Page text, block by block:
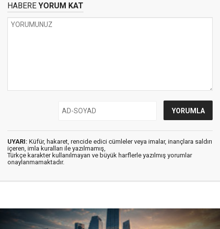
HABERE YORUM KAT
UYARI: Küfür, hakaret, rencide edici cümleler veya imalar, inançlara saldırı
içeren, imla kuralları ile yazılmamış,
Türkçe karakter kullanılmayan ve büyük harflerle yazılmış yorumlar
onaylanmamaktadır.